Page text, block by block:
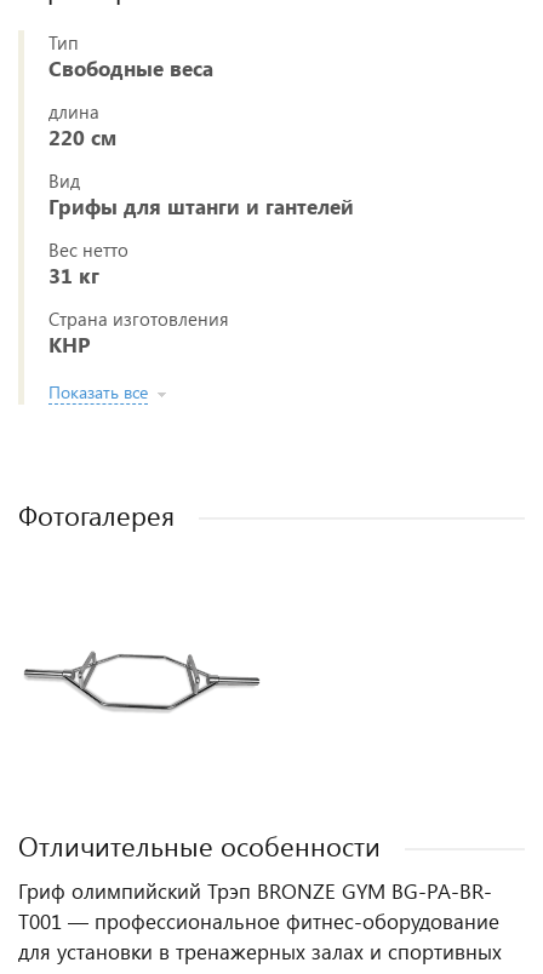
Тип
Свободные веса
длина
220 см
Вид
Грифы для штанги и гантелей
Вес нетто
31 кг
Страна изготовления
КНР
Показать все
Фотогалерея
Отличительные особенности
Гриф олимпийский Трэп BRONZE GYM BG-PA-BR-
T001 — профессиональное фитнес‑оборудование
для установки в тренажерных залах и спортивных